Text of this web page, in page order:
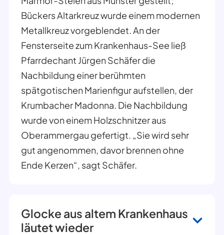
Bückers Altarkreuz wurde einem modernen
Metallkreuz vorgeblendet. An der
Fensterseite zum Krankenhaus-See ließ
Pfarrdechant Jürgen Schäfer die
Nachbildung einer berühmten
spätgotischen Marienfigur aufstellen, der
Krumbacher Madonna. Die Nachbildung
wurde von einem Holzschnitzer aus
Oberammergau gefertigt. „Sie wird sehr
gut angenommen, davor brennen ohne
Ende Kerzen“, sagt Schäfer.
Glocke aus altem Krankenhaus
läutet wieder